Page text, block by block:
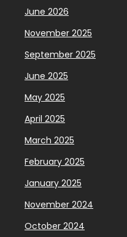
June 2026
November 2025
September 2025
June 2025
May 2025
April 2025
March 2025
February 2025
January 2025
November 2024
October 2024